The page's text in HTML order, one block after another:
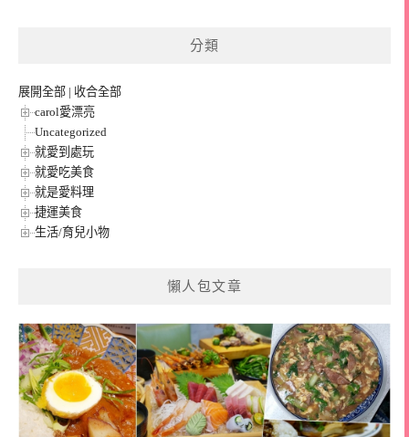
分類
展開全部 | 收合全部
carol愛漂亮
Uncategorized
就愛到處玩
就愛吃美食
就是愛料理
捷運美食
生活/育兒小物
懶人包文章